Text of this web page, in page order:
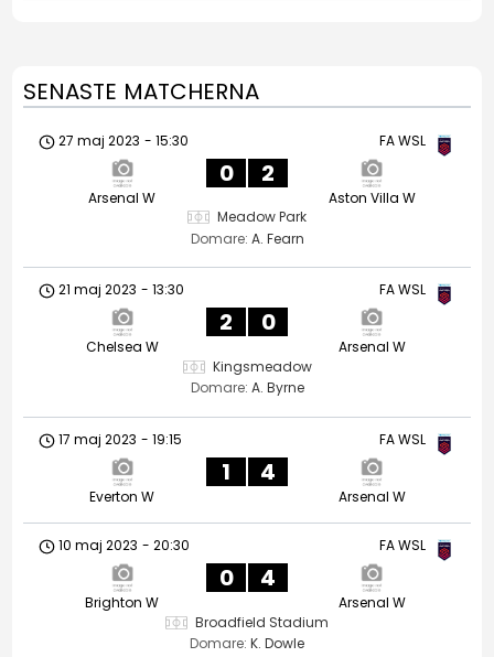
SENASTE MATCHERNA
FA WSL
27 maj 2023 - 15:30
Arsenal W
0 2
Aston Villa W
Meadow Park
Domare: A. Fearn
FA WSL
21 maj 2023 - 13:30
Chelsea W
2 0
Arsenal W
Kingsmeadow
Domare: A. Byrne
FA WSL
17 maj 2023 - 19:15
Everton W
1 4
Arsenal W
FA WSL
10 maj 2023 - 20:30
Brighton W
0 4
Arsenal W
Broadfield Stadium
Domare: K. Dowle